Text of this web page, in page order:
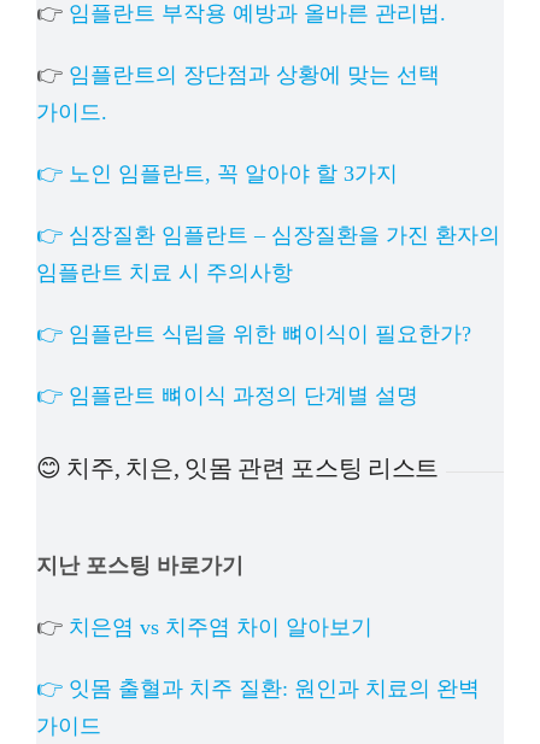
👉 임플란트 부작용 예방과 올바른 관리법.
👉 임플란트의 장단점과 상황에 맞는 선택
가이드.
👉 노인 임플란트, 꼭 알아야 할 3가지
👉 심장질환 임플란트 – 심장질환을 가진 환자의
임플란트 치료 시 주의사항
👉 임플란트 식립을 위한 뼈이식이 필요한가?
👉 임플란트 뼈이식 과정의 단계별 설명
😊 치주, 치은, 잇몸 관련 포스팅 리스트
지난 포스팅 바로가기
👉 치은염 vs 치주염 차이 알아보기
👉 잇몸 출혈과 치주 질환: 원인과 치료의 완벽
가이드